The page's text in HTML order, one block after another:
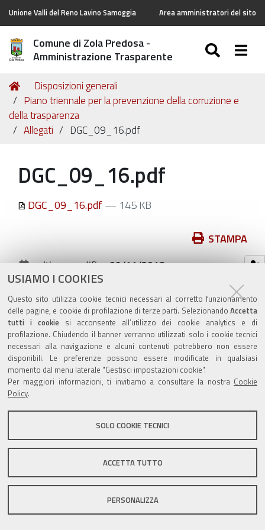
USIAMO I COOKIES
Questo sito utilizza cookie tecnici necessari al corretto funzionamento
delle pagine, e cookie di profilazione di terze parti. Selezionando Accetta
tutti i cookiesi acconsente all’utilizzo dei cookie analytics e di
profilazione. Chiudendo il banner verranno utilizzati solo i cookie tecnici
necessari alla navigazione e alcuni contenuti potrebbero non essere
disponibili. Le preferenze possono essere modificate in qualsiasi
momento dal menu laterale "Gestisci impostazioni cookie".
Per maggiori informazioni, ti invitiamo a consultare la nostra Cookie
Policy.
SOLO COOKIE TECNICI
ACCETTA TUTTO
PERSONALIZZA
Unione Valli del Reno Lavino Samoggia Area amministratori del sito
Comune di Zola Predosa -
Amministrazione Trasparente
Tu
sei
qui:
Home
Disposizioni generali
Piano triennale per la prevenzione della corruzione e
della trasparenza
Allegati
DGC_09_16.pdf
DGC_09_16.pdf
DGC_09_16.pdf— 145 KB
STAMPA
ultima modifica09/11/2018
Valuta questo sito
Sito istituzionale Comune di Zola Predosa
Privacy policy|DPO|Accessibilità